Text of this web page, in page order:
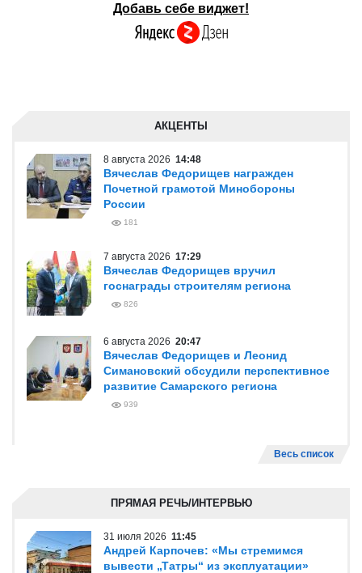
Добавь себе виджет!
АКЦЕНТЫ
8 августа 2026 14:48
Вячеслав Федорищев награжден
Почетной грамотой Минобороны
России
181
7 августа 2026 17:29
Вячеслав Федорищев вручил
госнаграды строителям региона
826
6 августа 2026 20:47
Вячеслав Федорищев и Леонид
Симановский обсудили перспективное
развитие Самарского региона
939
Весь список
ПРЯМАЯ РЕЧЬ/ИНТЕРВЬЮ
31 июля 2026 11:45
Андрей Карпочев: «Мы стремимся
вывести „Татры“ из эксплуатации»